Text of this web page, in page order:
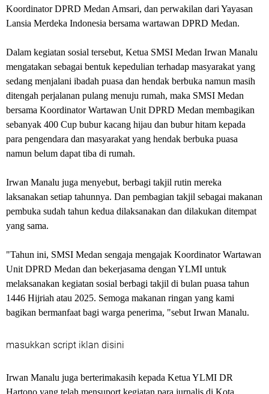
Koordinator DPRD Medan Amsari, dan perwakilan dari Yayasan
Lansia Merdeka Indonesia bersama wartawan DPRD Medan.
Dalam kegiatan sosial tersebut, Ketua SMSI Medan Irwan Manalu
mengatakan sebagai bentuk kepedulian terhadap masyarakat yang
sedang menjalani ibadah puasa dan hendak berbuka namun masih
ditengah perjalanan pulang menuju rumah, maka SMSI Medan
bersama Koordinator Wartawan Unit DPRD Medan membagikan
sebanyak 400 Cup bubur kacang hijau dan bubur hitam kepada
para pengendara dan masyarakat yang hendak berbuka puasa
namun belum dapat tiba di rumah.
Irwan Manalu juga menyebut, berbagi takjil rutin mereka
laksanakan setiap tahunnya. Dan pembagian takjil sebagai makanan
pembuka sudah tahun kedua dilaksanakan dan dilakukan ditempat
yang sama.
"Tahun ini, SMSI Medan sengaja mengajak Koordinator Wartawan
Unit DPRD Medan dan bekerjasama dengan YLMI untuk
melaksanakan kegiatan sosial berbagi takjil di bulan puasa tahun
1446 Hijriah atau 2025. Semoga makanan ringan yang kami
bagikan bermanfaat bagi warga penerima, "sebut Irwan Manalu.
masukkan script iklan disini
Irwan Manalu juga berterimakasih kepada Ketua YLMI DR
Hartono yang telah mensuport kegiatan para jurnalis di Kota